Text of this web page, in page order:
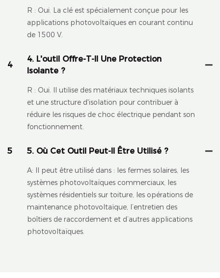
R : Oui. La clé est spécialement conçue pour les
applications photovoltaïques en courant continu
de 1500 V.
4
4. L'outil Offre-T-Il Une Protection
Isolante ?
R : Oui. Il utilise des matériaux techniques isolants
et une structure d'isolation pour contribuer à
réduire les risques de choc électrique pendant son
fonctionnement.
5 5. Où Cet Outil Peut-Il Être Utilisé ?
A: Il peut être utilisé dans : les fermes solaires, les
systèmes photovoltaïques commerciaux, les
systèmes résidentiels sur toiture, les opérations de
maintenance photovoltaïque, l’entretien des
boîtiers de raccordement et d’autres applications
photovoltaïques.